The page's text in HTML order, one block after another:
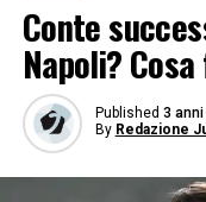
Conte
Napoli?
Published 3 anni
By Redazione